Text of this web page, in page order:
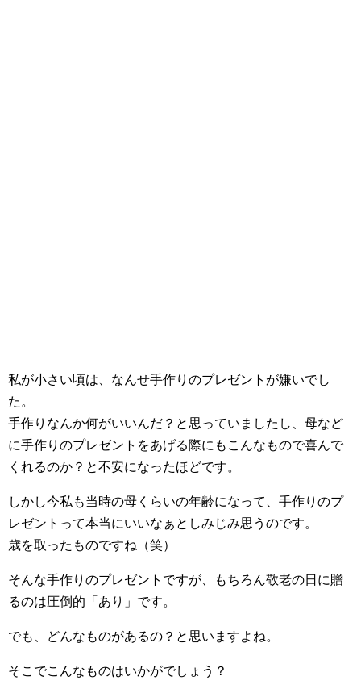
私が小さい頃は、なんせ手作りのプレゼントが嫌いでし
た。
手作りなんか何がいいんだ？と思っていましたし、母など
に手作りのプレゼントをあげる際にもこんなもので喜んで
くれるのか？と不安になったほどです。
しかし今私も当時の母くらいの年齢になって、手作りのプ
レゼントって本当にいいなぁとしみじみ思うのです。
歳を取ったものですね（笑）
そんな手作りのプレゼントですが、もちろん敬老の日に贈
るのは圧倒的「あり」です。
でも、どんなものがあるの？と思いますよね。
そこでこんなものはいかがでしょう？